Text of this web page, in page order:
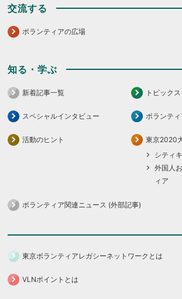
交流する
ボランティアの広場
知る・学ぶ
新着記事一覧 トピックス
スペシャルインタビュー ボランテ
活動のヒント
東京2020
シティ
外国人
ィア
ボランティア関連ニュース (外部記事)
東京ボランティアレガシーネットワークとは
VLNポイントとは